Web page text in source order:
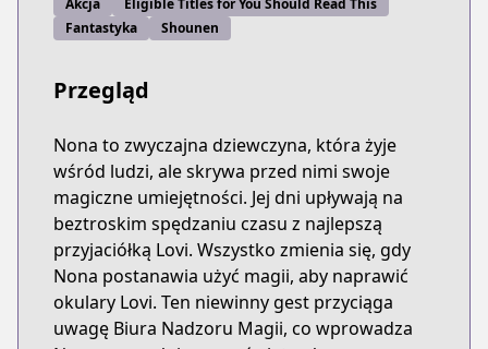
Akcja
Eligible Titles for You Should Read This
Fantastyka
Shounen
Przegląd
Nona to zwyczajna dziewczyna, która żyje
wśród ludzi, ale skrywa przed nimi swoje
magiczne umiejętności. Jej dni upływają na
beztroskim spędzaniu czasu z najlepszą
przyjaciółką Lovi. Wszystko zmienia się, gdy
Nona postanawia użyć magii, aby naprawić
okulary Lovi. Ten niewinny gest przyciąga
uwagę Biura Nadzoru Magii, co wprowadza